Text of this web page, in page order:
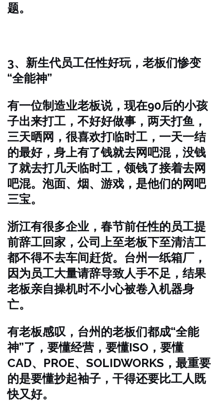
题。
3、新生代员工任性好玩，老板们惨变
“全能神”
有一位制造业老板说，现在90后的小孩
子出来打工，不好好做事，两天打鱼，
三天晒网，很喜欢打临时工，一天一结
的最好，身上有了钱就去网吧混，没钱
了就去打几天临时工，领钱了接着去网
吧混。泡面、烟、游戏，是他们的网吧
三宝。
浙江有很多企业，春节前任性的员工提
前辞工回家，公司上至老板下至清洁工
都不得不去车间赶货。台州一纸箱厂，
因为员工大量请辞导致人手不足，结果
老板亲自操机时不小心被卷入机器身
亡。
有老板感叹，台州的老板们都成“全能
神”了，要懂经营，要懂ISO，要懂
CAD、PROE、SOLIDWORKS，最重要
的是要懂抄起袖子，干得还要比工人既
快又好。